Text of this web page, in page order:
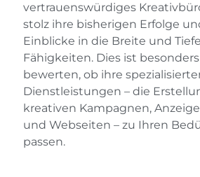
vertrauenswürdiges
stolz ihre bisherigen Erfolge
Einblicke in die Breite und
Fähigkeiten. Dies ist
bewerten, ob ihre
Dienstleistungen – die
kreativen Kampagnen,
und Webseiten – zu Ihren
passen.